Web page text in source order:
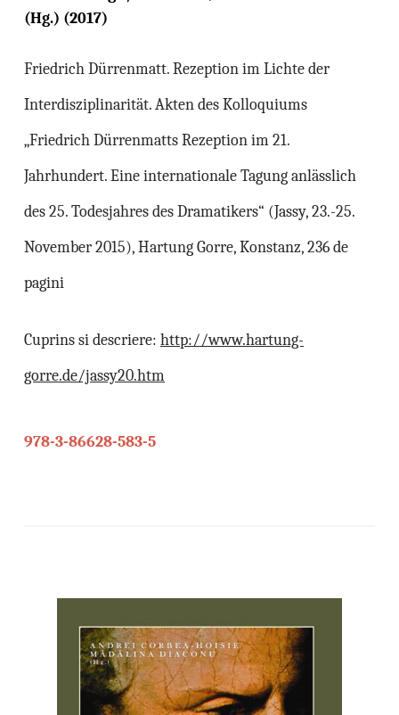
(Hg.) (2017)
Friedrich Dürrenmatt. Rezeption im Lichte der
Interdisziplinarität. Akten des Kolloquiums
„Friedrich Dürrenmatts Rezeption im 21.
Jahrhundert. Eine internationale Tagung anlässlich
des 25. Todesjahres des Dramatikers“ (Jassy, 23.-25.
November 2015), Hartung Gorre, Konstanz, 236 de
pagini
Cuprins si descriere: http://www.hartung-
gorre.de/jassy20.htm
978-3-86628-583-5